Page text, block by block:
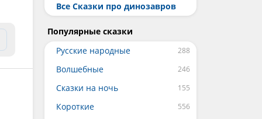
Все Сказки про динозавров
Популярные сказки
Русские народные
Волшебные
Сказки на ночь
Короткие